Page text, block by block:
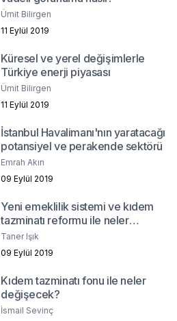
Ümit Bilirgen
11 Eylül 2019
Küresel ve yerel değişimlerle
Türkiye enerji piyasası
Ümit Bilirgen
11 Eylül 2019
İstanbul Havalimanı'nın yaratacağı
potansiyel ve perakende sektörü
Emrah Akın
09 Eylül 2019
Yeni emeklilik sistemi ve kıdem
tazminatı reformu ile neler
değişecek?
Taner Işık
09 Eylül 2019
Kıdem tazminatı fonu ile neler
değişecek?
İsmail Sevinç